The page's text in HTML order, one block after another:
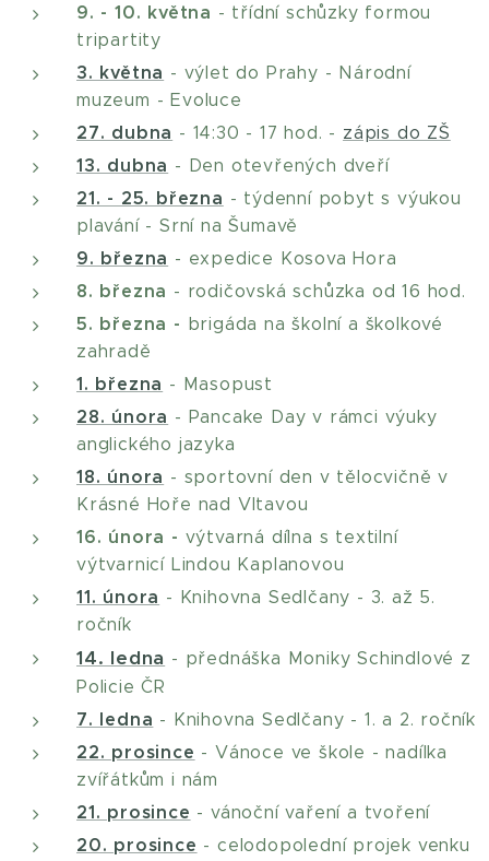
9. - 10. května - třídní schůzky formou
tripartity
3. května - výlet do Prahy - Národní
muzeum - Evoluce
27. dubna - 14:30 - 17 hod. - zápis do ZŠ
13. dubna - Den otevřených dveří
21. - 25. března - týdenní pobyt s výukou
plavání - Srní na Šumavě
9. března - expedice Kosova Hora
8. března - rodičovská schůzka od 16 hod.
5. března - brigáda na školní a školkové
zahradě
1. března - Masopust
28. února - Pancake Day v rámci výuky
anglického jazyka
18. února - sportovní den v tělocvičně v
Krásné Hoře nad Vltavou
16. února - výtvarná dílna s textilní
výtvarnicí Lindou Kaplanovou
11. února - Knihovna Sedlčany - 3. až 5.
ročník
14. ledna - přednáška Moniky Schindlové z
Policie ČR
7. ledna - Knihovna Sedlčany - 1. a 2. ročník
22. prosince - Vánoce ve škole - nadílka
zvířátkům i nám
21. prosince - vánoční vaření a tvoření
20. prosince - celodopolední projek venku